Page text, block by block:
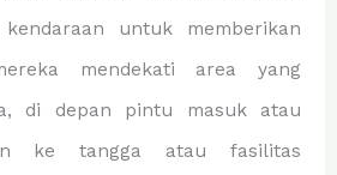
untuk memberikan
mendekati area yang
di depan pintu masuk atau
ke tangga atau fasilitas